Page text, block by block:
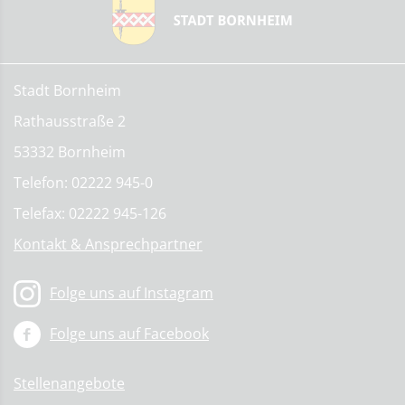
Stadt Bornheim
Rathausstraße 2
53332 Bornheim
Telefon: 02222 945-0
Telefax: 02222 945-126
Kontakt & Ansprechpartner
Folge uns auf Instagram
Folge uns auf Facebook
Stellenangebote